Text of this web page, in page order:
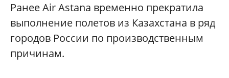
Ранее Air Astana временно прекратила
выполнение полетов из Казахстана в ряд
городов Роccии по производственным
причинам.